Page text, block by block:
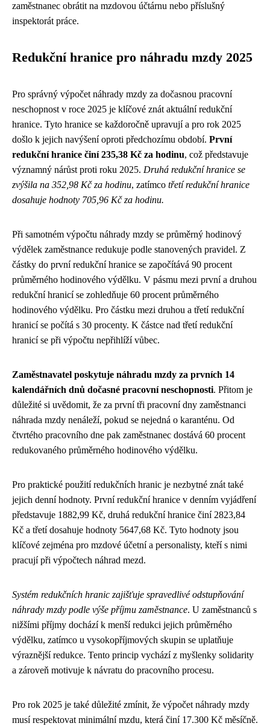
zaměstnanec obrátit na mzdovou účtárnu nebo příslušný
inspektorát práce.
Redukční hranice pro náhradu mzdy 2025
Pro správný výpočet náhrady mzdy za dočasnou pracovní
neschopnost v roce 2025 je klíčové znát aktuální redukční
hranice. Tyto hranice se každoročně upravují a pro rok 2025
došlo k jejich navýšení oproti předchozímu období. První
redukční hranice činí 235,38 Kč za hodinu, což představuje
významný nárůst proti roku 2025. Druhá redukční hranice se
zvýšila na 352,98 Kč za hodinu, zatímco třetí redukční hranice
dosahuje hodnoty 705,96 Kč za hodinu.
Při samotném výpočtu náhrady mzdy se průměrný hodinový
výdělek zaměstnance redukuje podle stanovených pravidel. Z
částky do první redukční hranice se započítává 90 procent
průměrného hodinového výdělku. V pásmu mezi první a druhou
redukční hranicí se zohledňuje 60 procent průměrného
hodinového výdělku. Pro částku mezi druhou a třetí redukční
hranicí se počítá s 30 procenty. K částce nad třetí redukční
hranicí se při výpočtu nepřihlíží vůbec.
Zaměstnavatel poskytuje náhradu mzdy za prvních 14
kalendářních dnů dočasné pracovní neschopnosti. Přitom je
důležité si uvědomit, že za první tři pracovní dny zaměstnanci
náhrada mzdy nenáleží, pokud se nejedná o karanténu. Od
čtvrtého pracovního dne pak zaměstnanec dostává 60 procent
redukovaného průměrného hodinového výdělku.
Pro praktické použití redukčních hranic je nezbytné znát také
jejich denní hodnoty. První redukční hranice v denním vyjádření
představuje 1882,99 Kč, druhá redukční hranice činí 2823,84
Kč a třetí dosahuje hodnoty 5647,68 Kč. Tyto hodnoty jsou
klíčové zejména pro mzdové účetní a personalisty, kteří s nimi
pracují při výpočtech náhrad mezd.
Systém redukčních hranic zajišťuje spravedlivé odstupňování
náhrady mzdy podle výše příjmu zaměstnance. U zaměstnanců s
nižšími příjmy dochází k menší redukci jejich průměrného
výdělku, zatímco u vysokopříjmových skupin se uplatňuje
výraznější redukce. Tento princip vychází z myšlenky solidarity
a zároveň motivuje k návratu do pracovního procesu.
Pro rok 2025 je také důležité zmínit, že výpočet náhrady mzdy
musí respektovat minimální mzdu, která činí 17.300 Kč měsíčně.